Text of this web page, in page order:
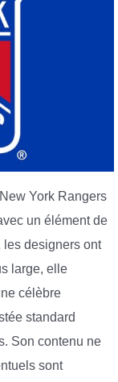
York Rangers
un élément de
les designers ont
large, elle
célèbre
standard
Son contenu ne
sont